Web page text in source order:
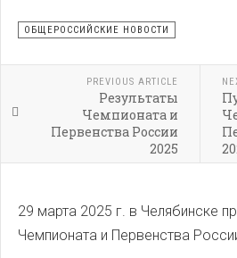
ОБЩЕРОССИЙСКИЕ НОВОСТИ
PREVIOUS ARTICLE
Результаты
Чемпионата и
Первенства России
2025
29 марта 2025 г. в Челябинске
Чемпионата и Первенства